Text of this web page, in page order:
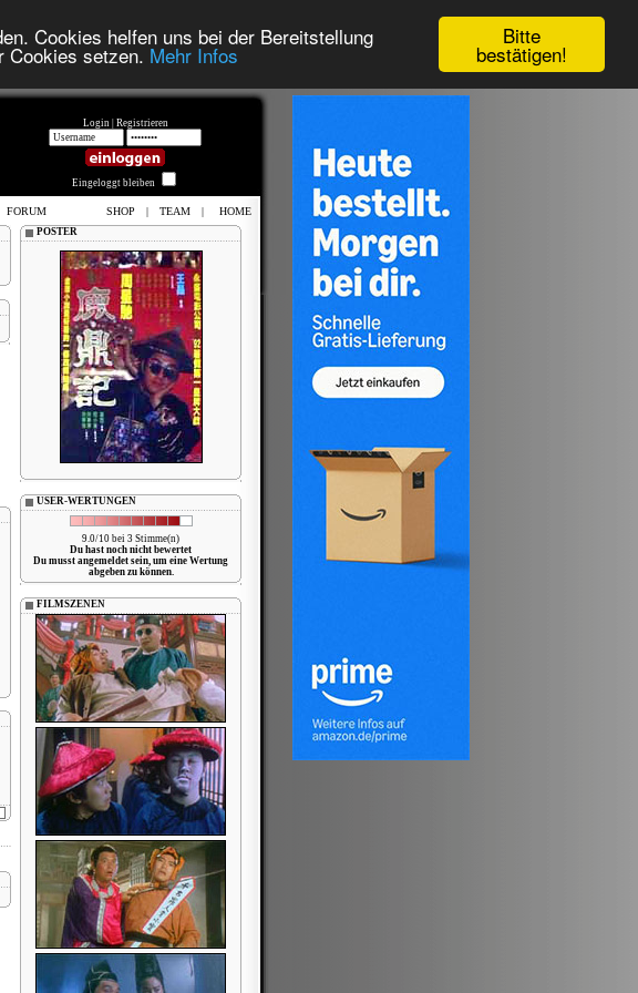
Bitte
bestätigen!
Cookies helfen uns bei der Bereitstellung
Cookies setzen. Mehr Infos
FORUM SHOP | TEAM | HOME
Login | Registrieren
Eingeloggt bleiben
POSTER
USER-WERTUNGEN
9.0/10 bei 3 Stimme(n)
Du hast noch nicht bewertet
Du musst angemeldet sein, um eine Wertung
abgeben zu können.
FILMSZENEN